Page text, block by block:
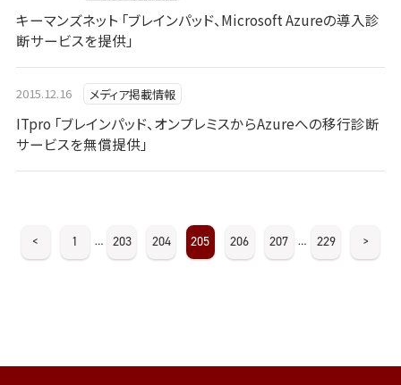
キーマンズネット 「ブレインパッド、Microsoft Azureの導入診
断サービスを提供」
2015.12.16 メディア掲載情報
ITpro 「ブレインパッド、オンプレミスからAzureへの移行診断
サービスを無償提供」
< 1 … 203 204 205 206 207 … 229 >